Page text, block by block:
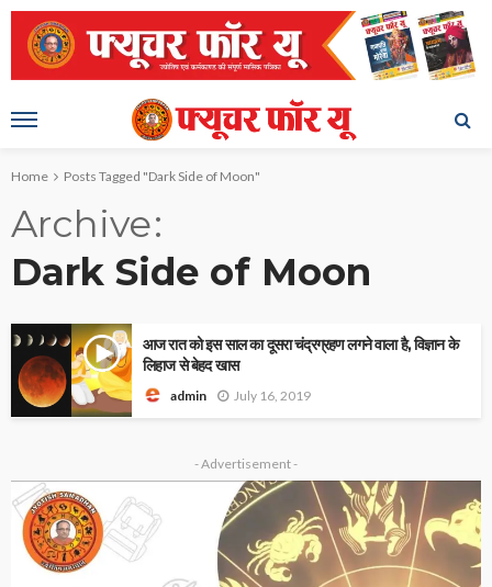
Home Posts Tagged "Dark Side of Moon"
Archive
Dark Side of Moon
आज रात को इस साल का दूसरा चंद्रग्रहण लगने वाला है, विज्ञान के
लिहाज से बेहद खास
admin July 16, 2019
- Advertisement -